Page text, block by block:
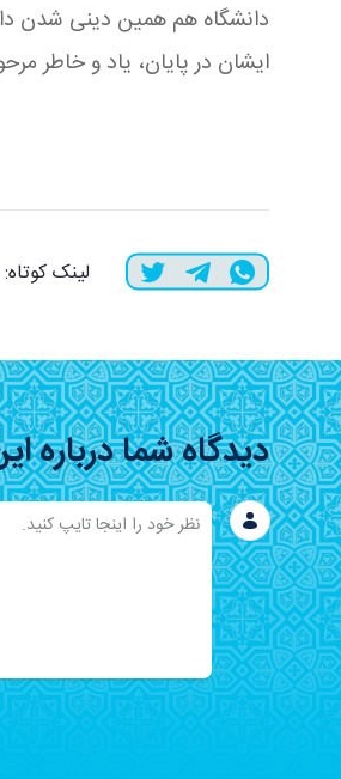
دانشگاه هم همین دینی شدن
ایشان در پایان، یاد و خاطر
لینک کوتاه:
دیدگاه شما درباره